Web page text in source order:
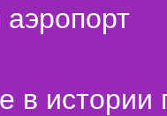
в истории